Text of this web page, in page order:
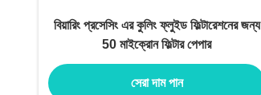
বিয়ারিং প্রসেসিং এর কুলিং ফ্লুইড ফিল্টারেশনের জন্য
50 মাইক্রোন ফিল্টার পেপার
সেরা দাম পান